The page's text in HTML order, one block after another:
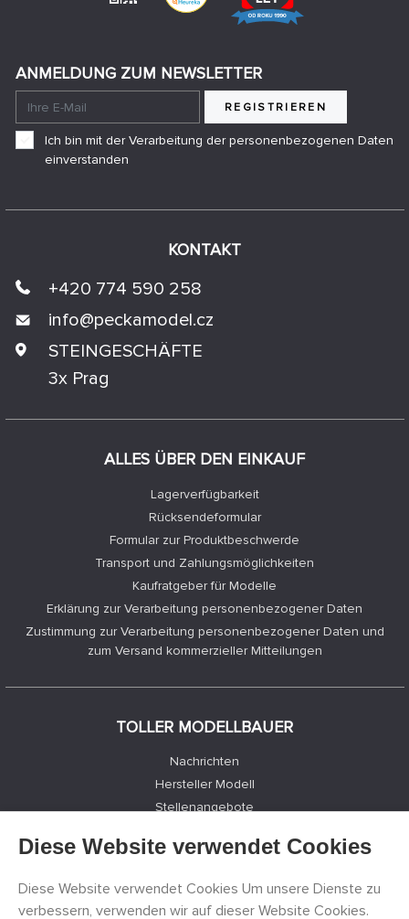
ALLES ÜBER DEN EINKAUF
Lagerverfügbarkeit
Rücksendeformular
Formular zur Produktbeschwerde
Transport und Zahlungsmöglichkeiten
Kaufratgeber für Modelle
Erklärung zur Verarbeitung personenbezogener Daten
Zustimmung zur Verarbeitung personenbezogener Daten und
zum Versand kommerzieller Mitteilungen
TOLLER MODELLBAUER
Nachrichten
Hersteller Modell
Stellenangebote
Registrierung
Cookies Einstellungen
KONTAKT
+420 774 590 258
info@peckamodel.cz
STEINGESCHÄFTE
3x Prag
ANMELDUNG ZUM NEWSLETTER
REGISTRIEREN
Ich bin mit der Verarbeitung der personenbezogenen Daten
einverstanden
Diese Website verwendet Cookies
Diese Website verwendet Cookies Um unsere Dienste zu
verbessern, verwenden wir auf dieser Website Cookies.